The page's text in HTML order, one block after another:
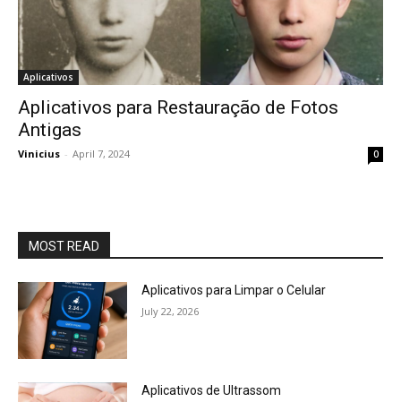
Aplicativos
Aplicativos para Restauração de Fotos
Antigas
Vinicius - April 7, 2024 0
MOST READ
Aplicativos para Limpar o Celular
July 22, 2026
Aplicativos de Ultrassom